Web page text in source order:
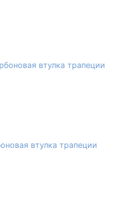
втулка трапеции